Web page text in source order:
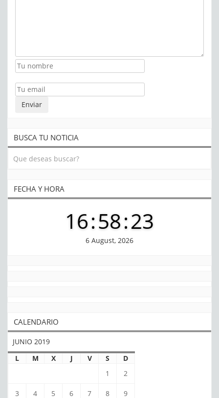
BUSCA TU NOTICIA
FECHA Y HORA
16:58:24
6 August, 2026
CALENDARIO
JUNIO 2019
L
M X J V S
D
1
2
3 4 5 6 7 8 9